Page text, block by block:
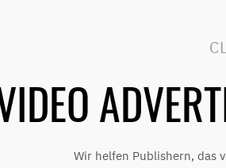
Wir helfen Publishern, das